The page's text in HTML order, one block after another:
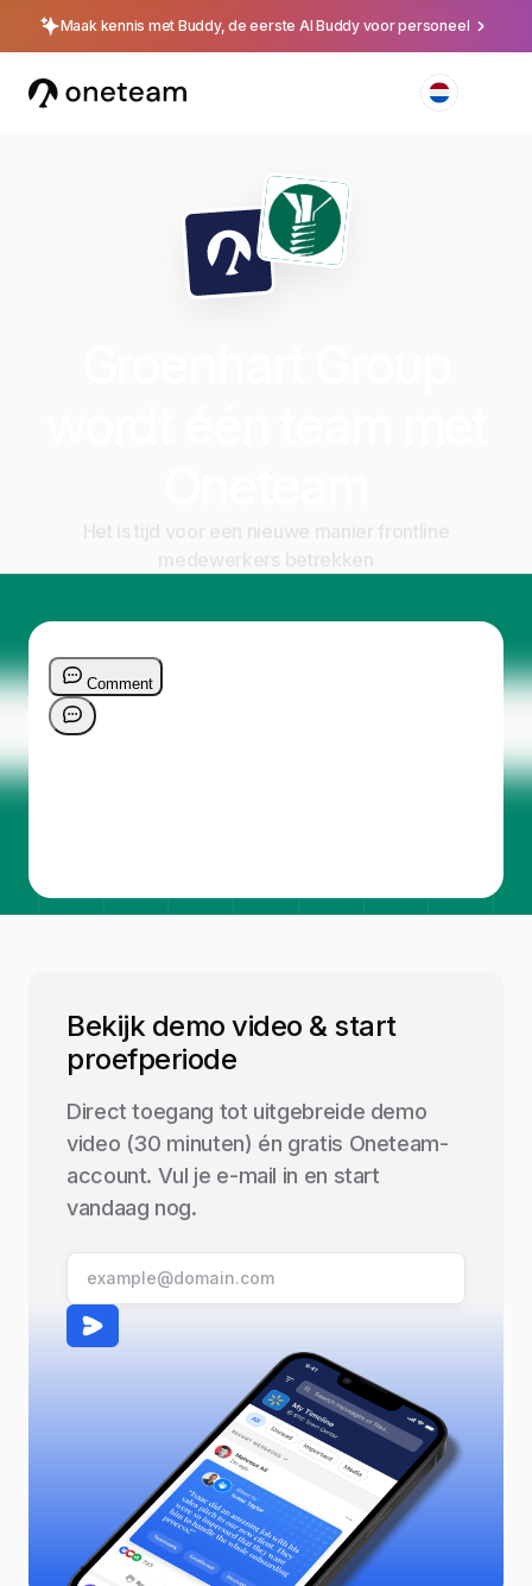
Maak kennis met Buddy, de eerste AI Buddy voor personeel
Bekijk demo video & start
proefperiode
Direct toegang tot uitgebreide demo
video (30 minuten) én gratis Oneteam-
account. Vul je e-mail in en start
vandaag nog.